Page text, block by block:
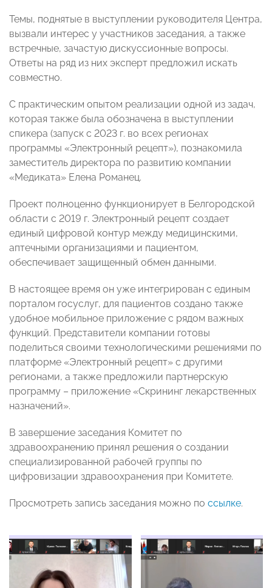
Темы, поднятые в выступлении руководителя Центра,
вызвали интерес у участников заседания, а также
встречные, зачастую дискуссионные вопросы.
Ответы на ряд из них эксперт предложил искать
совместно.
С практическим опытом реализации одной из задач,
которая также была обозначена в выступлении
спикера (запуск с 2023 г. во всех регионах
программы «Электронный рецепт»), познакомила
заместитель директора по развитию компании
«Медиката» Елена Романец.
Проект полноценно функционирует в Белгородской
области с 2019 г. Электронный рецепт создает
единый цифровой контур между медицинскими,
аптечными организациями и пациентом,
обеспечивает защищенный обмен данными.
В настоящее время он уже интегрирован с единым
порталом госуслуг, для пациентов создано также
удобное мобильное приложение с рядом важных
функций. Представители компании готовы
поделиться своими технологическими решениями по
платформе «Электронный рецепт» с другими
регионами, а также предложили партнерскую
программу – приложение «Скрининг лекарственных
назначений».
В завершение заседания Комитет по
здравоохранению принял решения о создании
специализированной рабочей группы по
цифровизации здравоохранения при Комитете.
Просмотреть запись заседания можно по ссылке.